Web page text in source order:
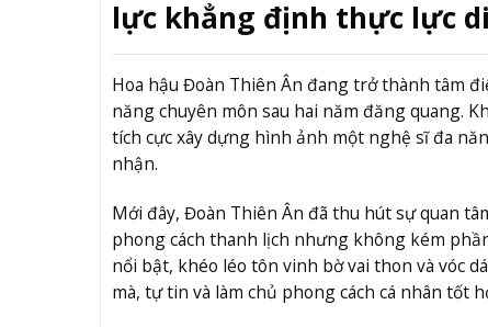
lực khẳng định thực lực
Hoa hậu Đoàn Thiên Ân đang trở thành tâm
năng chuyên môn sau hai năm đăng quang.
tích cực xây dựng hình ảnh một nghệ sĩ đa
nhận.
Mới đây, Đoàn Thiên Ân đã thu hút sự quan
phong cách thanh lịch nhưng không kém
nổi bật, khéo léo tôn vinh bờ vai thon và vóc
mà, tự tin và làm chủ phong cách cá nhân tốt